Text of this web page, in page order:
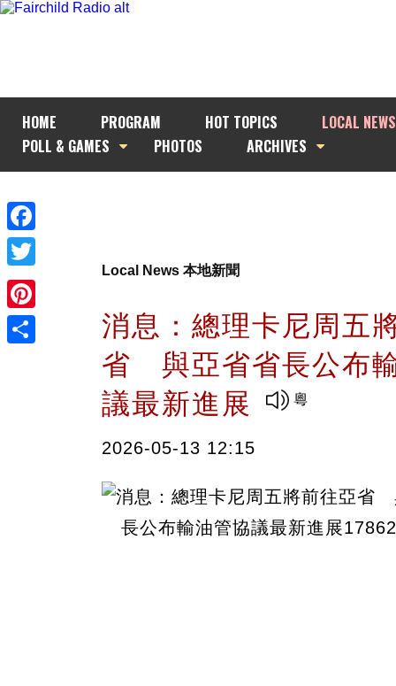
HOME PROGRAM HOT TOPICS
LOCAL NEWS
POLL & GAMES
PHOTOS ARCHIVES
Facebook
Twitter
Pinterest
Local News 本地新聞
消息：總理卡尼周五
省 與亞省省長公布
議最新進展
2026-05-13 12:15